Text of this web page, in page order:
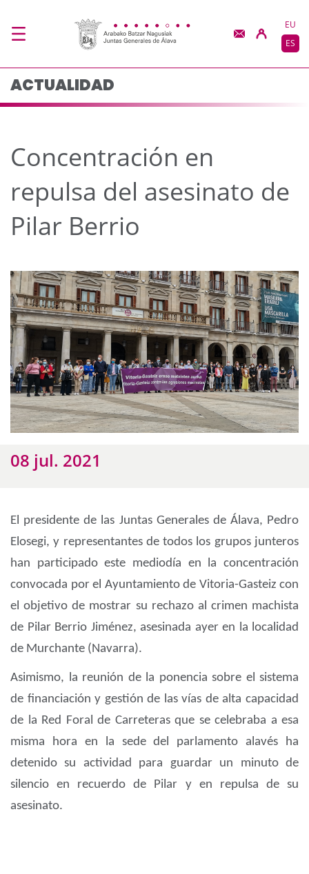
Concentración en
EU
ES
ACTUALIDAD
Concentración en
repulsa del asesinato de
Pilar Berrio
08 jul. 2021
El presidente de las Juntas Generales de Álava, Pedro
Elosegi, y representantes de todos los grupos junteros
han participado este mediodía en la concentración
convocada por el Ayuntamiento de Vitoria-Gasteiz con
el objetivo de mostrar su rechazo al crimen machista
de Pilar Berrio Jiménez, asesinada ayer en la localidad
de Murchante (Navarra).
Asimismo, la reunión de la ponencia sobre el sistema
de financiación y gestión de las vías de alta capacidad
de la Red Foral de Carreteras que se celebraba a esa
misma hora en la sede del parlamento alavés ha
detenido su actividad para guardar un minuto de
silencio en recuerdo de Pilar y en repulsa de su
asesinato.